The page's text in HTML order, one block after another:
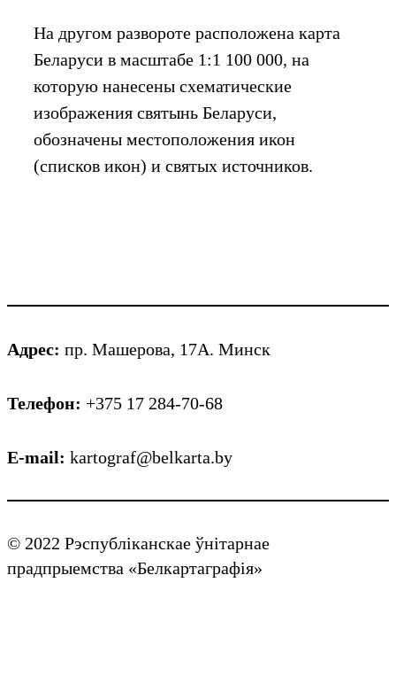
На другом развороте расположена карта
Беларуси в масштабе 1:1 100 000, на
которую нанесены схематические
изображения святынь Беларуси,
обозначены местоположения икон
(списков икон) и святых источников.
Адрес: пр. Машерова, 17А. Минск
Телефон: +375 17 284-70-68
E-mail: kartograf@belkarta.by
© 2022 Рэспубліканскае ўнітарнае
прадпрыемства «Белкартаграфія»